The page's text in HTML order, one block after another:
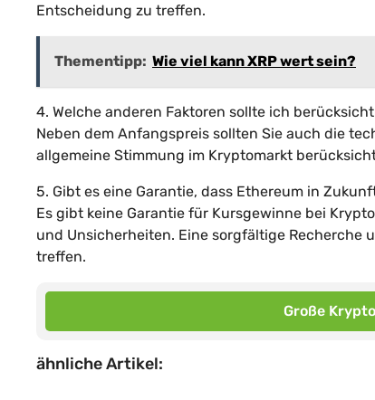
Entscheidung zu treffen.
Thementipp: Wie viel kann XRP wert sein?
4. Welche anderen Faktoren sollte ich
Neben dem Anfangspreis sollten Sie auch die
allgemeine Stimmung im Kryptomarkt
5. Gibt es eine Garantie, dass Ethereum in
Es gibt keine Garantie für Kursgewinne bei
und Unsicherheiten. Eine sorgfältige Recherche
treffen.
Große
ähnliche Artikel: